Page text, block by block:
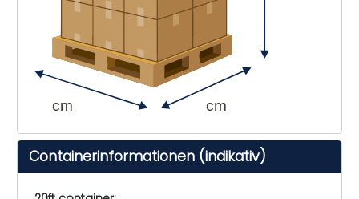
cm cm
Containerinformationen (indikativ)